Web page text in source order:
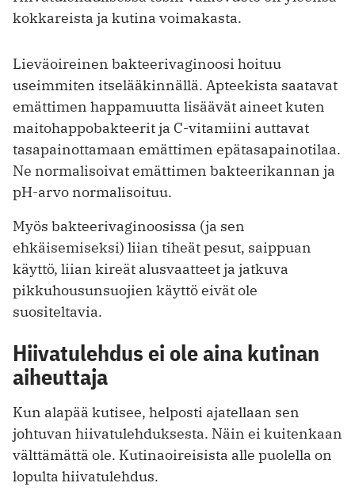
kokkareista ja kutina voimakasta.
Lieväoireinen bakteerivaginoosi hoituu
useimmiten itselääkinnällä. Apteekista saatavat
emättimen happamuutta lisäävät aineet kuten
maitohappobakteerit ja C-vitamiini auttavat
tasapainottamaan emättimen epätasapainotilaa.
Ne normalisoivat emättimen bakteerikannan ja
pH-arvo normalisoituu.
Myös bakteerivaginoosissa (ja sen
ehkäisemiseksi) liian tiheät pesut, saippuan
käyttö, liian kireät alusvaatteet ja jatkuva
pikkuhousunsuojien käyttö eivät ole
suositeltavia.
Hiivatulehdus ei ole aina kutinan
aiheuttaja
Kun alapää kutisee, helposti ajatellaan sen
johtuvan hiivatulehduksesta. Näin ei kuitenkaan
välttämättä ole. Kutinaoireisista alle puolella on
lopulta hiivatulehdus.